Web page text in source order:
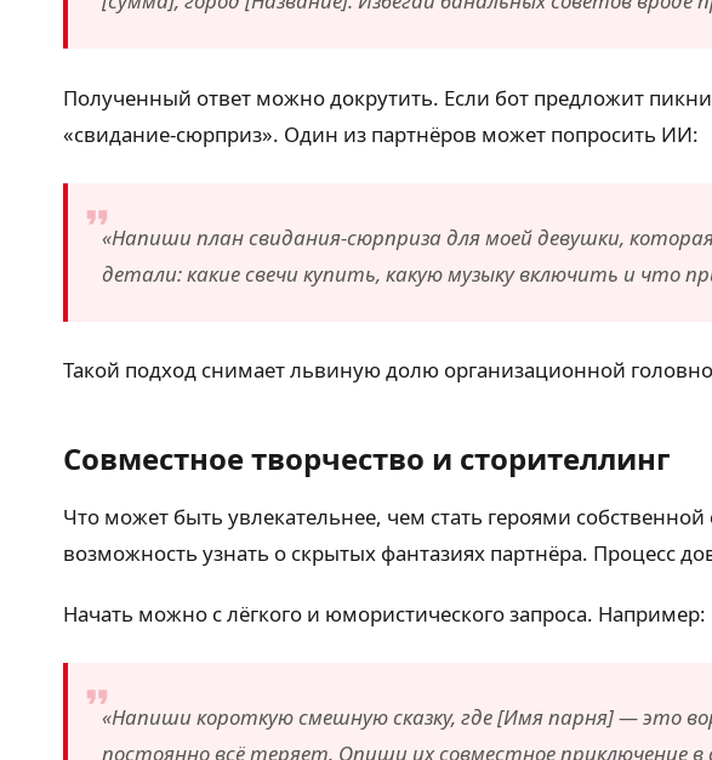
Полученный ответ можно докрутить. Если бот предложит
«свидание-сюрприз». Один из партнёров может попросить ИИ:
«Напиши план свидания-сюрприза для моей девушки,
детали: какие свечи купить, какую музыку включить и что
Такой подход снимает львиную долю организационной
Совместное творчество и сторителлинг
Что может быть увлекательнее, чем стать героями
возможность узнать о скрытых фантазиях партнёра. Процесс
Начать можно с лёгкого и юмористического запроса. Например:
«Напиши короткую смешную сказку, где [Имя парня] — это
постоянно всё теряет. Опиши их совместное приключение в